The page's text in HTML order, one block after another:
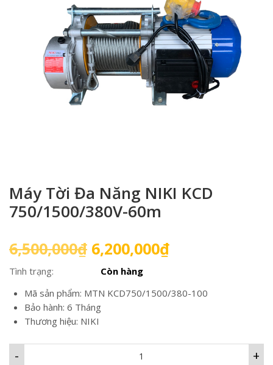
Máy Tời Đa Năng NIKI KCD
750/1500/380V-60m
6,500,000₫ Giá
gốc
là:
6,500,000₫.
6,200,000₫Giá
là:
Tình trạng:
Còn hàng
Mã sản phẩm: MTN KCD750/1500/380-100
Bảo hành: 6 Tháng
Thương hiệu: NIKI
+
-